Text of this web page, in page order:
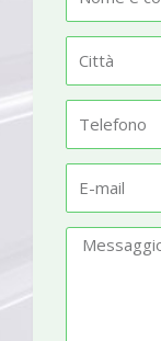
m
t
à
l
fm